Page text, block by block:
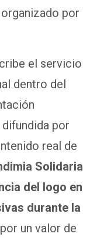
por
el servicio
dentro del
difundida por
real de
Solidaria
del logo en
durante la
un valor de